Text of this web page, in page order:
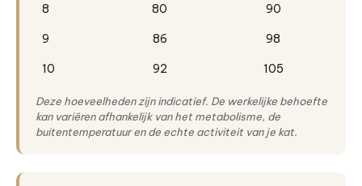
8 80 90
9 86 98
10 92 105
Deze hoeveelheden zijn indicatief. De werkelijke behoefte
kan variëren afhankelijk van het metabolisme, de
buitentemperatuur en de echte activiteit van je kat.